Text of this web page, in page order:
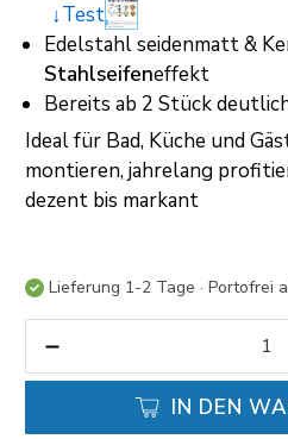
↓Test
Edelstahl seidenmatt &
Stahlseifeneffekt
Bereits ab 2 Stück
Ideal für Bad, Küche und
montieren, jahrelang
dezent bis markant
Lieferung 1-2 Tage · Portofrei
IN DEN